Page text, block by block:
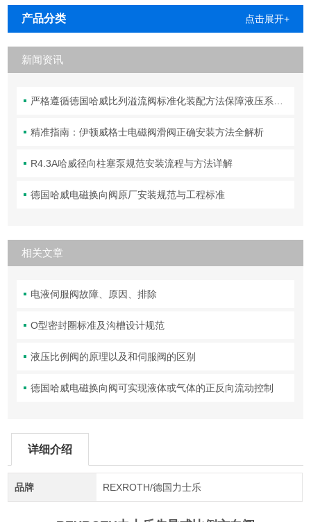
产品分类 点击展开+
新闻资讯
严格遵循德国哈威比列溢流阀标准化装配方法保障液压系统压力调控精准可靠
精准指南：伊顿威格士电磁阀滑阀正确安装方法全解析
R4.3A哈威径向柱塞泵规范安装流程与方法详解
德国哈威电磁换向阀原厂安装规范与工程标准
相关文章
电液伺服阀故障、原因、排除
O型密封圈标准及沟槽设计规范
液压比例阀的原理以及和伺服阀的区别
德国哈威电磁换向阀可实现液体或气体的正反向流动控制
详细介绍
品牌 REXROTH/德国力士乐